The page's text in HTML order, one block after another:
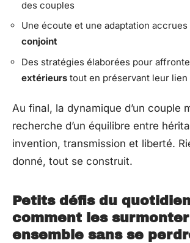
des couples
Une écoute et une adaptation accrues
conjoint
Des stratégies élaborées pour
extérieurs tout en préservant leur lien
Au final, la dynamique d’un couple
recherche d’un équilibre entre
invention, transmission et liberté.
donné, tout se construit.
Petits défis du
comment les surmonter
ensemble sans se